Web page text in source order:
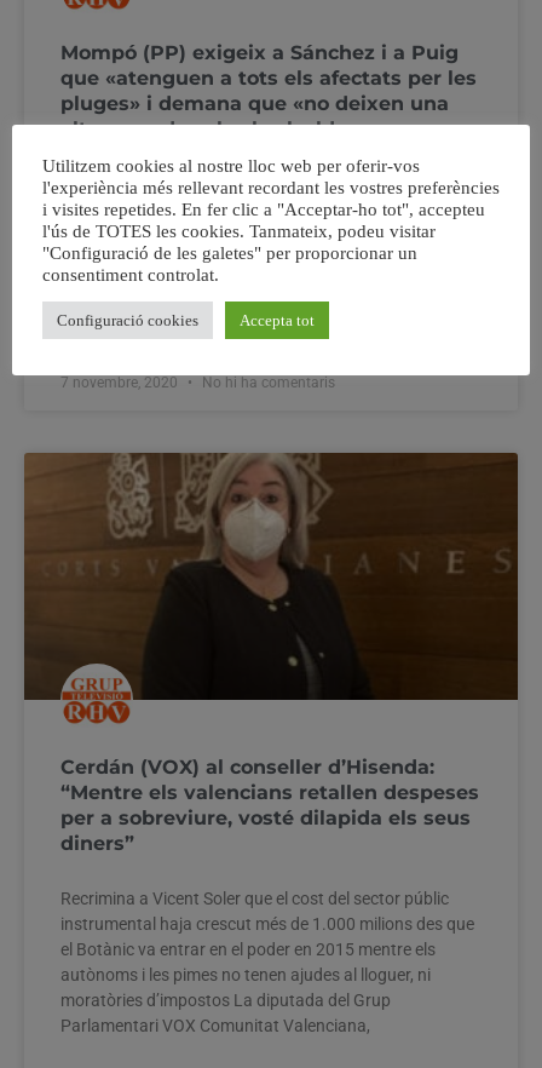
Mompó (PP) exigeix a Sánchez i a Puig
que «atenguen a tots els afectats per les
pluges» i demana que «no deixen una
altra vegada sols als alcaldes»
Ha recorregut hui Sollana i Sueca i lamenta que el
Govern i la Generalitat seguisquen sense executar obres
previstes en els plans antirriuadesSol·licita que les
ajudes als damnificats arriben amb celeritat i no passe
com amb les promeses al gener per l’anterior temporal i
que encara no han arribat El
7 novembre, 2020 No hi ha comentaris
Cerdán (VOX) al conseller d’Hisenda:
“Mentre els valencians retallen despeses
per a sobreviure, vosté dilapida els seus
diners”
Recrimina a Vicent Soler que el cost del sector públic
instrumental haja crescut més de 1.000 milions des que
el Botànic va entrar en el poder en 2015 mentre els
autònoms i les pimes no tenen ajudes al lloguer, ni
moratòries d’impostos La diputada del Grup
Parlamentari VOX Comunitat Valenciana,
Utilitzem cookies al nostre lloc web per oferir-vos
l'experiència més rellevant recordant les vostres preferències
i visites repetides. En fer clic a "Acceptar-ho tot", accepteu
l'ús de TOTES les cookies. Tanmateix, podeu visitar
"Configuració de les galetes" per proporcionar un
consentiment controlat.
Configuració cookies Accepta tot